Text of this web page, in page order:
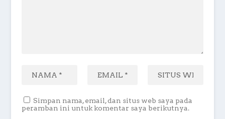
Simpan nama, email, dan situs web saya pada
peramban ini untuk komentar saya berikutnya.